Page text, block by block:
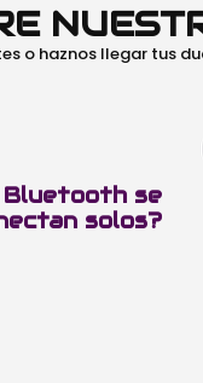
o haznos llegar tus
Bluetooth se
solos?